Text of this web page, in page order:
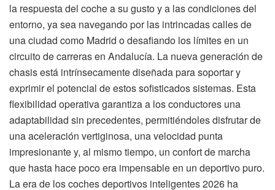
la respuesta del coche a su gusto y a las condiciones del
entorno, ya sea navegando por las intrincadas calles de
una ciudad como Madrid o desafiando los límites en un
circuito de carreras en Andalucía. La nueva generación de
chasis está intrínsecamente diseñada para soportar y
exprimir el potencial de estos sofisticados sistemas. Esta
flexibilidad operativa garantiza a los conductores una
adaptabilidad sin precedentes, permitiéndoles disfrutar de
una aceleración vertiginosa, una velocidad punta
impresionante y, al mismo tiempo, un confort de marcha
que hasta hace poco era impensable en un deportivo puro.
La era de los coches deportivos inteligentes 2026 ha